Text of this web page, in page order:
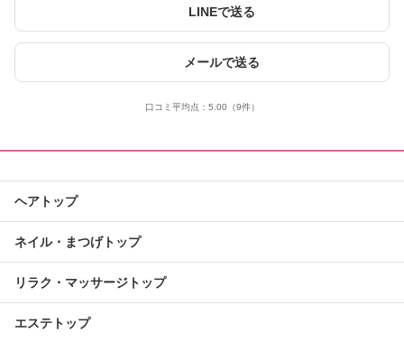
LINEで送る
メールで送る
口コミ平均点： 5.00 （9件）
ヘアトップ
ネイル・まつげトップ
リラク・マッサージトップ
エステトップ